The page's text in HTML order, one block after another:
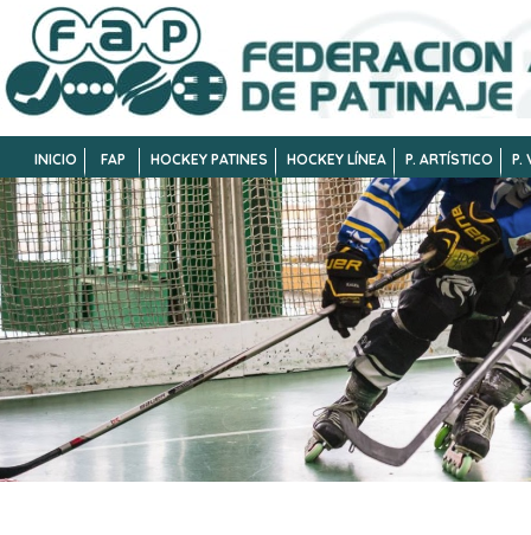
INICIO FAP HOCKEY PATINES HOCKEY LÍNEA P. ARTÍSTICO P.